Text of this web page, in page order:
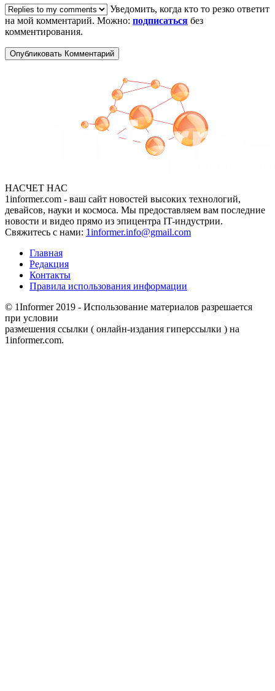
Уведомить, когда кто то резко ответит
на мой комментарий. Можно: подписаться без
комментирования.
НАСЧЕТ НАС
1informer.com - ваш сайт новостей высоких технологий,
девайсов, науки и космоса. Мы предоставляем вам последние
новости и видео прямо из эпицентра IT-индустрии.
Свяжитесь с нами: 1informer.info@gmail.com
Главная
Редакция
Контакты
Правила использования информации
© 1Informer 2019 - Использование материалов разрешается
при условии
размешения ссылки ( онлайн-издания гиперссылки ) на
1informer.com.